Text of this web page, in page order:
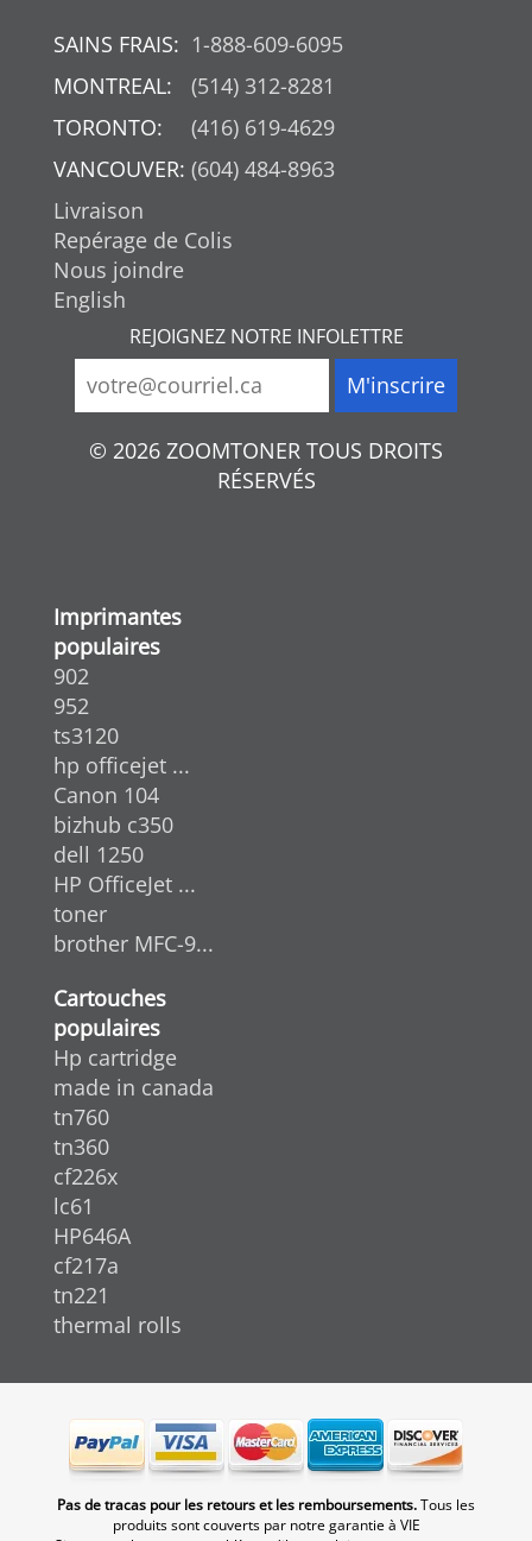
SAINS FRAIS: 1-888-609-6095
MONTREAL:
(514) 312-8281
TORONTO:
(416) 619-4629
VANCOUVER: (604) 484-8963
Livraison
Repérage de Colis
Nous joindre
English
REJOIGNEZ NOTRE INFOLETTRE
© 2026 ZOOMTONER TOUS DROITS
RÉSERVÉS
Imprimantes
populaires
902
952
ts3120
hp officejet ...
Canon 104
bizhub c350
dell 1250
HP OfficeJet ...
toner
brother MFC-9...
Cartouches
populaires
Hp cartridge
made in canada
tn760
tn360
cf226x
lc61
HP646A
cf217a
tn221
thermal rolls
Pas de tracas pour les retours et les remboursements.Tous les
produits sont couverts par notre garantie à VIE